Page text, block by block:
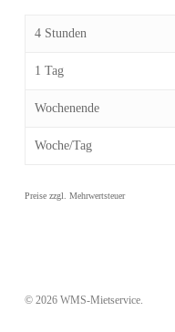
4 Stunden
1 Tag
Wochenende
Woche/Tag
© 2026 WMS-Mietservice.